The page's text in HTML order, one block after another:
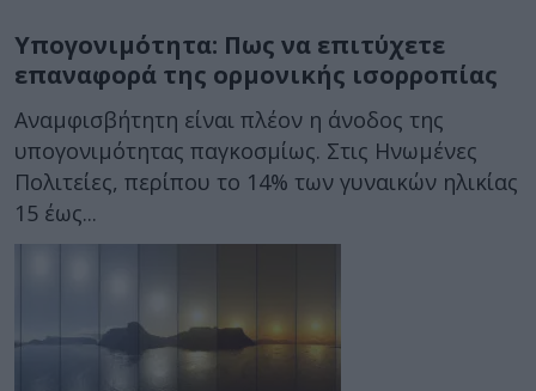
Υπογονιμότητα: Πως να επιτύχετε
επαναφορά της ορμονικής ισορροπίας
Αναμφισβήτητη είναι πλέον η άνοδος της
υπογονιμότητας παγκοσμίως. Στις Ηνωμένες
Πολιτείες, περίπου το 14% των γυναικών ηλικίας
15 έως...